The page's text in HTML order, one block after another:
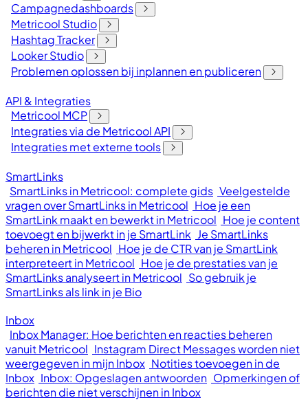
Campagnedashboards
Metricool Studio
Hashtag Tracker
Looker Studio
Problemen oplossen bij inplannen en publiceren
API & Integraties
Metricool MCP
Integraties via de Metricool API
Integraties met externe tools
SmartLinks
SmartLinks in Metricool: complete gids Veelgestelde
vragen over SmartLinks in Metricool Hoe je een
SmartLink maakt en bewerkt in Metricool Hoe je content
toevoegt en bijwerkt in je SmartLink Je SmartLinks
beheren in Metricool Hoe je de CTR van je SmartLink
interpreteert in Metricool Hoe je de prestaties van je
SmartLinks analyseert in Metricool So gebruik je
SmartLinks als link in je Bio
Inbox
Inbox Manager: Hoe berichten en reacties beheren
vanuit Metricool Instagram Direct Messages worden niet
weergegeven in mijn Inbox Notities toevoegen in de
Inbox Inbox: Opgeslagen antwoorden Opmerkingen of
berichten die niet verschijnen in Inbox